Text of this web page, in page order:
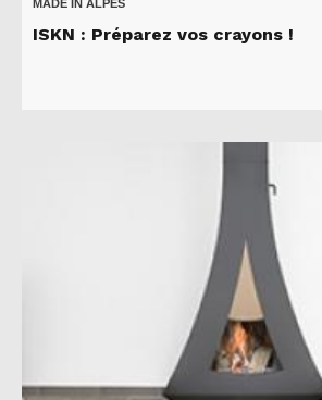
MADE IN ALPES
ISKN : Préparez vos crayons !